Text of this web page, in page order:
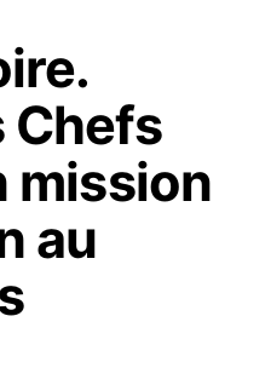
Chefs
mission
au